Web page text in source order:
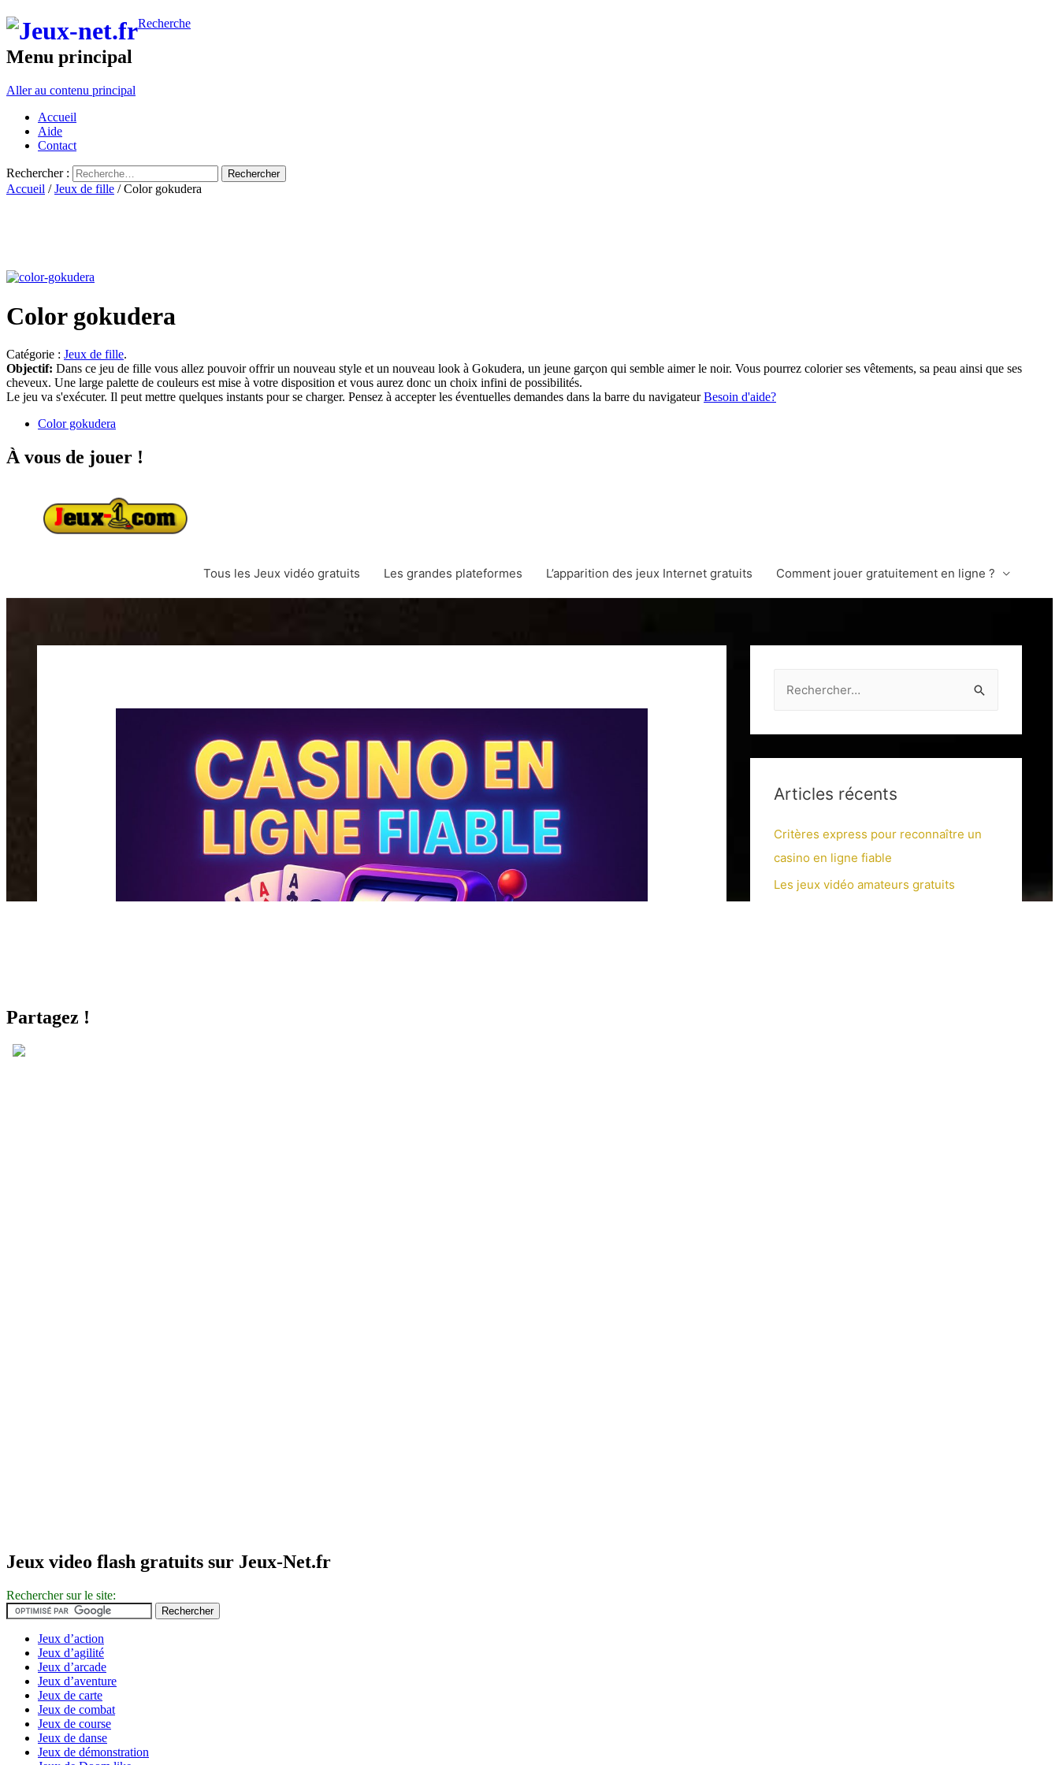
Recherche
Menu principal
Aller au contenu principal
Accueil
Aide
Contact
Rechercher :
Accueil /Jeux de fille / Color gokudera
Color gokudera
Catégorie : Jeux de fille.
Objectif: Dans ce jeu de fille vous allez pouvoir offrir un nouveau style et un nouveau look à Gokudera, un jeune garçon qui semble aimer le noir. Vous pourrez colorier ses vêtements, sa peau ainsi que ses
cheveux. Une large palette de couleurs est mise à votre disposition et vous aurez donc un choix infini de possibilités.
Le jeu va s'exécuter. Il peut mettre quelques instants pour se charger. Pensez à accepter les éventuelles demandes dans la barre du navigateurBesoin d'aide?
Color gokudera
À vous de jouer !
Partagez !
Jeux video flash gratuits sur Jeux-Net.fr
Rechercher sur le site:
Jeux d’action
Jeux d’agilité
Jeux d’arcade
Jeux d’aventure
Jeux de carte
Jeux de combat
Jeux de course
Jeux de danse
Jeux de démonstration